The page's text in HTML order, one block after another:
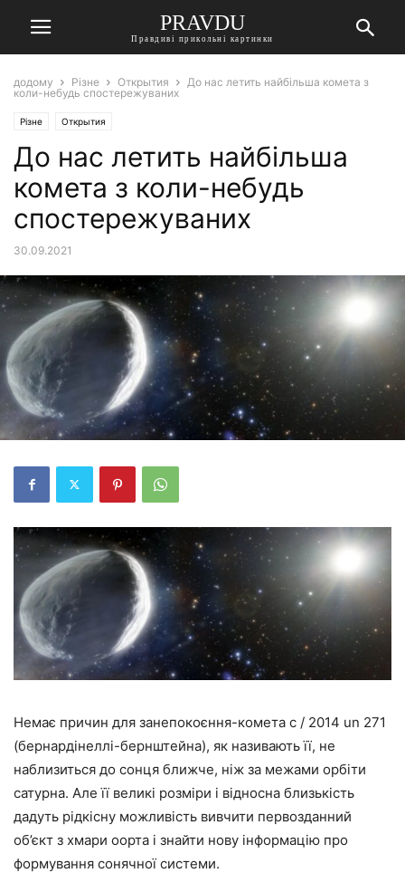
PRAVDU
Правдиві прикольні картинки
додому Різне Открытия
До нас летить найбільша комета з
коли-небудь спостережуваних
Різне Открытия
До нас летить найбільша
комета з коли-небудь
спостережуваних
30.09.2021
Немає причин для занепокоєння-комета c / 2014 un 271
(бернардінеллі-бернштейна), як називають її, не
наблизиться до сонця ближче, ніж за межами орбіти
сатурна. Але її великі розміри і відносна близькість
дадуть рідкісну можливість вивчити первозданний
об’єкт з хмари оорта і знайти нову інформацію про
формування сонячної системи.